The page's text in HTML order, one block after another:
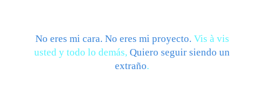
No eres mi cara. No eres mi proyecto. Vis à vis
usted y todo lo demás, Quiero seguir siendo un
extraño.